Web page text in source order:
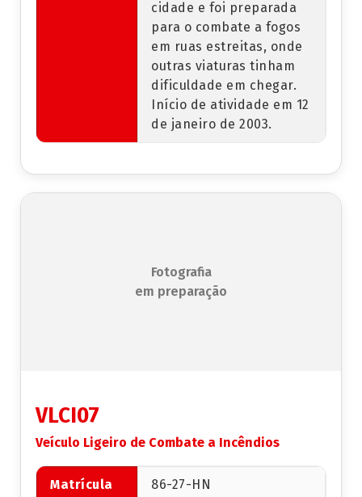
cidade e foi preparada
para o combate a fogos
em ruas estreitas, onde
outras viaturas tinham
dificuldade em chegar.
Início de atividade em 12
de janeiro de 2003.
Fotografia
em preparação
VLCI07
Veículo Ligeiro de Combate a Incêndios
Matrícula 86-27-HN